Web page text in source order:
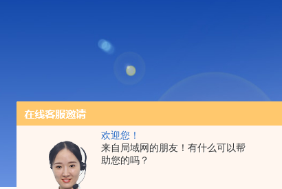
欢迎您！
来自局域网的朋友！有什么可以帮
助您的吗？